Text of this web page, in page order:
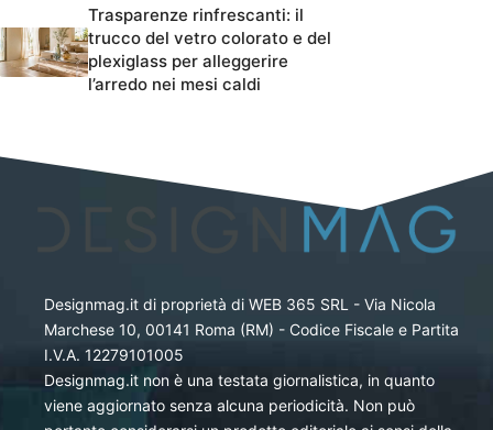
Trasparenze rinfrescanti: il
trucco del vetro colorato e del
plexiglass per alleggerire
l’arredo nei mesi caldi
Designmag.it di proprietà di WEB 365 SRL - Via Nicola
Marchese 10, 00141 Roma (RM) - Codice Fiscale e Partita
I.V.A. 12279101005
Designmag.it non è una testata giornalistica, in quanto
viene aggiornato senza alcuna periodicità. Non può